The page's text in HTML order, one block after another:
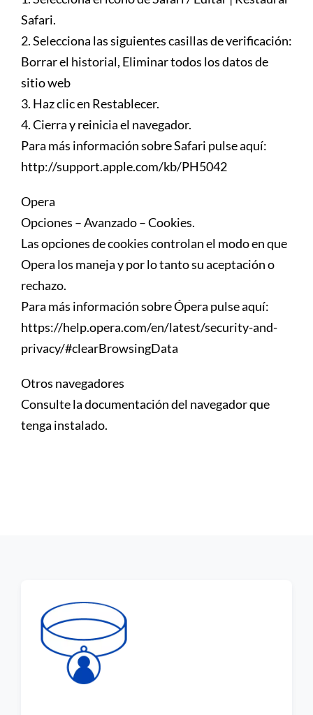
Safari.
2. Selecciona las siguientes casillas de verificación:
Borrar el historial, Eliminar todos los datos de
sitio web
3. Haz clic en Restablecer.
4. Cierra y reinicia el navegador.
Para más información sobre Safari pulse aquí:
http://support.apple.com/kb/PH5042
Opera
Opciones – Avanzado – Cookies.
Las opciones de cookies controlan el modo en que
Opera los maneja y por lo tanto su aceptación o
rechazo.
Para más información sobre Ópera pulse aquí:
https://help.opera.com/en/latest/security-and-
privacy/#clearBrowsingData
Otros navegadores
Consulte la documentación del navegador que
tenga instalado.